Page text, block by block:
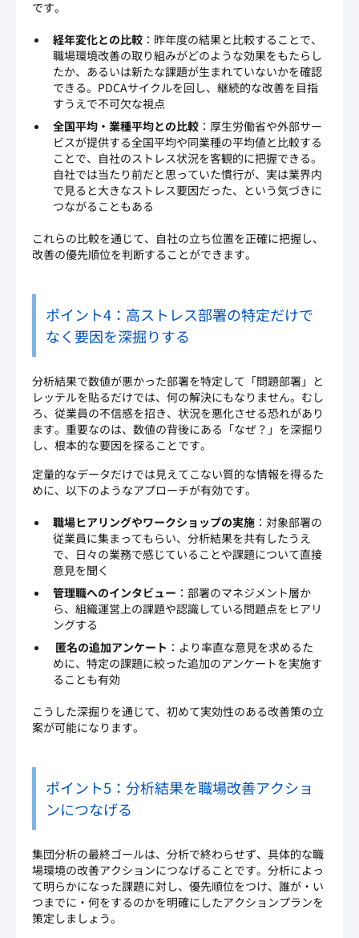
です。
経年変化との比較 ：昨年度の結果と比較することで、
職場環境改善の取り組みがどのような効果をもたらし
たか、あるいは新たな課題が生まれていないかを確認
できる。PDCAサイクルを回し、継続的な改善を目指
すうえで不可欠な視点
全国平均・業種平均との比較 ：厚生労働省や外部サー
ビスが提供する全国平均や同業種の平均値と比較する
ことで、自社のストレス状況を客観的に把握できる。
自社では当たり前だと思っていた慣行が、実は業界内
で見ると大きなストレス要因だった、という気づきに
つながることもある
これらの比較を通じて、自社の立ち位置を正確に把握し、
改善の優先順位を判断することができます。
ポイント4：高ストレス部署の特定だけで
なく要因を深掘りする
分析結果で数値が悪かった部署を特定して「問題部署」と
レッテルを貼るだけでは、何の解決にもなりません。むし
ろ、従業員の不信感を招き、状況を悪化させる恐れがあり
ます。重要なのは、数値の背後にある「なぜ？」を深掘り
し、根本的な要因を探ることです。
定量的なデータだけでは見えてこない質的な情報を得るた
めに、以下のようなアプローチが有効です。
職場ヒアリングやワークショップの実施 ：対象部署の
従業員に集まってもらい、分析結果を共有したうえ
で、日々の業務で感じていることや課題について直接
意見を聞く
管理職へのインタビュー ：部署のマネジメント層か
ら、組織運営上の課題や認識している問題点をヒアリ
ングする
匿名の追加アンケート ：より率直な意見を求めるた
めに、特定の課題に絞った追加のアンケートを実施す
ることも有効
こうした深掘りを通じて、初めて実効性のある改善策の立
案が可能になります。
ポイント5：分析結果を職場改善アクショ
ンにつなげる
集団分析の最終ゴールは、分析で終わらせず、具体的な職
場環境の改善アクションにつなげることです。分析によっ
て明らかになった課題に対し、優先順位をつけ、誰が・い
つまでに・何をするのかを明確にしたアクションプランを
策定しましょう。